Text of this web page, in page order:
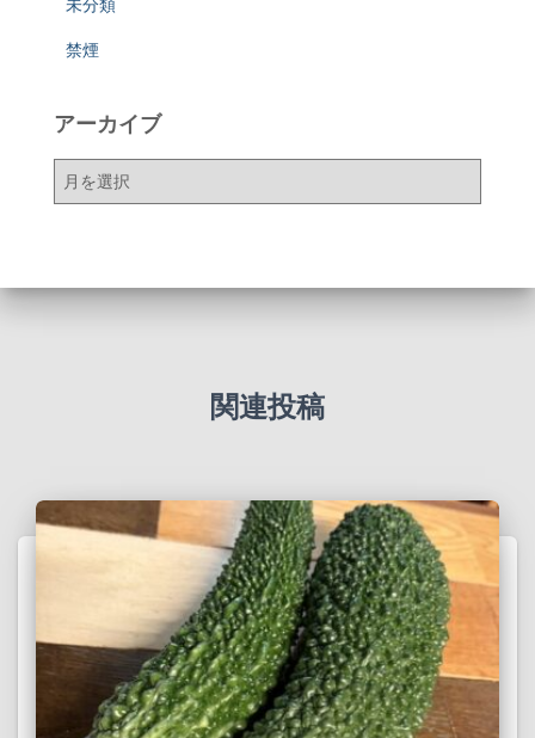
未分類
禁煙
アーカイブ
ア
関連投稿